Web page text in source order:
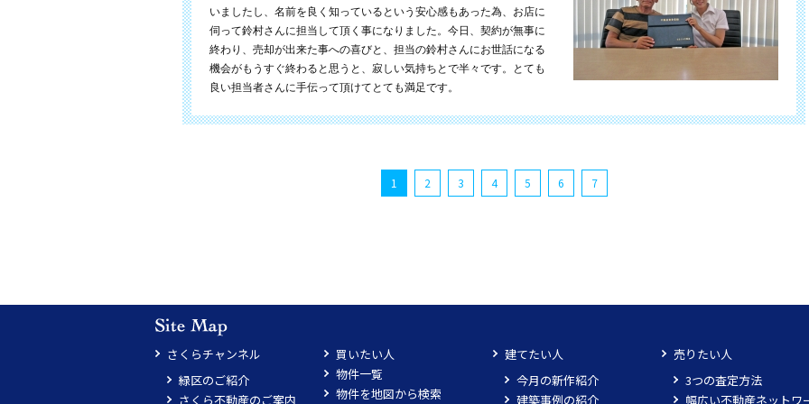
いましたし、名前を良く知っているという安心感もあった為、お店に
伺って鈴村さんに担当して頂く事になりました。今日、契約が無事に
終わり、売却が出来た事への喜びと、担当の鈴村さんにお世話になる
機会がもうすぐ終わると思うと、寂しい気持ちとで半々です。とても
良い担当者さんに手伝って頂けてとても満足です。
1 2 3 4 5 6 7
さくらチャンネル
緑区のご紹介
さくら不動産のご案内
買いたい人
物件一覧
物件を地図から検索
建てたい人
今月の新作紹介
建築事例の紹介
売りたい人
3つの査定方法
幅広い不動産ネットワ